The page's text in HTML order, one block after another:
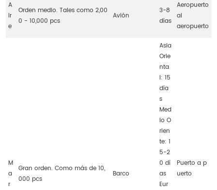
A
ir
e
Orden medio. Tales como 2,00
0 - 10,000 pcs
Avión
3-8
días
Aeropuerto
al
aeropuerto
M
a
r
Gran orden. Como más de 10,
000 pcs
Barco
Asia
Orie
nta
l: 15
día
s
Med
io O
rien
te: 1
5-2
0 dí
as
Eur
Puerto a p
uerto